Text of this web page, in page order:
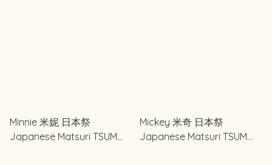
Minnie 米妮 日本祭
Japanese Matsuri TSUM
Mickey 米奇 日本祭
Japanese Matsuri TSUM